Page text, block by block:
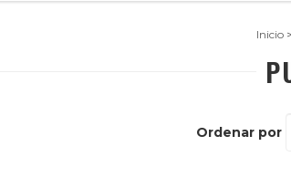
Inicio >
Ordenar por